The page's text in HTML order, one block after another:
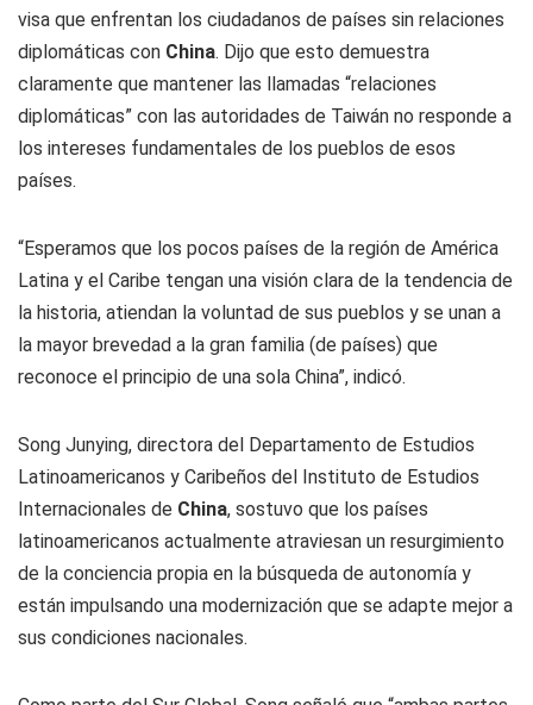
visa que enfrentan los ciudadanos de países sin relaciones
diplomáticas con China. Dijo que esto demuestra
claramente que mantener las llamadas “relaciones
diplomáticas” con las autoridades de Taiwán no responde a
los intereses fundamentales de los pueblos de esos
países.
“Esperamos que los pocos países de la región de América
Latina y el Caribe tengan una visión clara de la tendencia de
la historia, atiendan la voluntad de sus pueblos y se unan a
la mayor brevedad a la gran familia (de países) que
reconoce el principio de una sola China”, indicó.
Song Junying, directora del Departamento de Estudios
Latinoamericanos y Caribeños del Instituto de Estudios
Internacionales de China, sostuvo que los países
latinoamericanos actualmente atraviesan un resurgimiento
de la conciencia propia en la búsqueda de autonomía y
están impulsando una modernización que se adapte mejor a
sus condiciones nacionales.